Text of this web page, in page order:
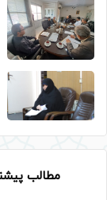
مطالب